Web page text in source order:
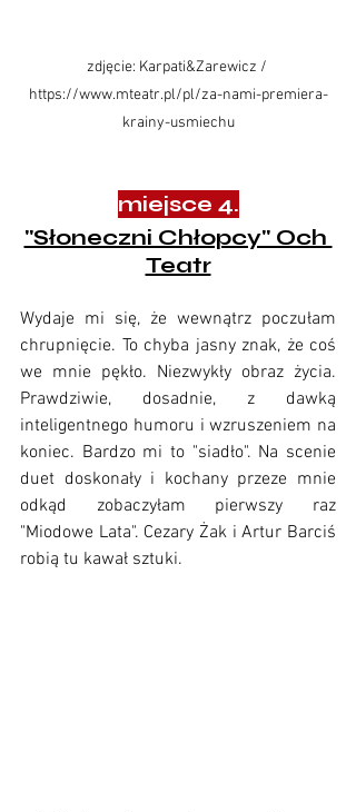
zdjęcie: Karpati&Zarewicz /
https://www.mteatr.pl/pl/za-nami-premiera-
krainy-usmiechu
miejsce 4.
"Słoneczni Chłopcy" Och
Teatr
Wydaje mi się, że wewnątrz poczułam
chrupnięcie. To chyba jasny znak, że coś
we mnie pękło. Niezwykły obraz życia.
Prawdziwie, dosadnie, z dawką
inteligentnego humoru i wzruszeniem na
koniec. Bardzo mi to "siadło". Na scenie
duet doskonały i kochany przeze mnie
odkąd zobaczyłam pierwszy raz
"Miodowe Lata". Cezary Żak i Artur Barciś
robią tu kawał sztuki.